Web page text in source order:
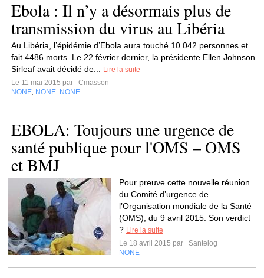
Ebola : Il n’y a désormais plus de
transmission du virus au Libéria
Au Libéria, l’épidémie d’Ebola aura touché 10 042 personnes et
fait 4486 morts. Le 22 février dernier, la présidente Ellen Johnson
Sirleaf avait décidé de...
Lire la suite
Le 11 mai 2015 par
Cmasson
NONE NONE NONE
EBOLA: Toujours une urgence de
santé publique pour l'OMS – OMS
et BMJ
Pour preuve cette nouvelle réunion
du Comité d’urgence de
l’Organisation mondiale de la Santé
(OMS), du 9 avril 2015. Son verdict
? Lire la suite
Le 18 avril 2015 par
Santelog
NONE